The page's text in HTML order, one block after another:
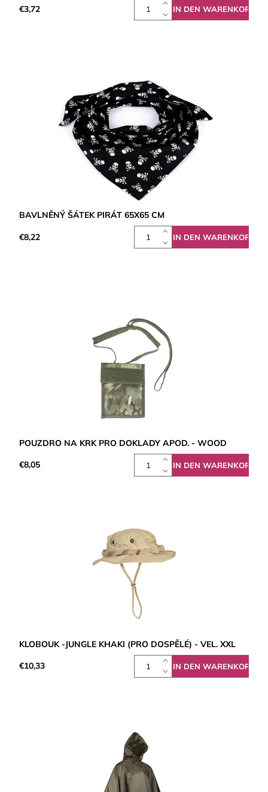
€3,72
BAVLNĚNÝ ŠÁTEK PIRÁT 65X65 CM
€8,22
POUZDRO NA KRK PRO DOKLADY APOD. - WOOD
€8,05
KLOBOUK -JUNGLE KHAKI (PRO DOSPĚLÉ) - VEL. XXL
€10,33